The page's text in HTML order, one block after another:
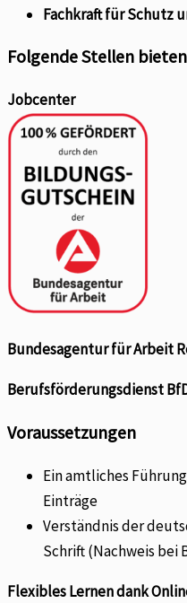
Fachkraft für Schutz
Folgende Stellen
Jobcenter
Bundesagentur für Arbeit
Berufsförderungsdienst
Voraussetzungen
Ein amtliches
Einträge
Verständnis der
Schrift (Nachweis bei
Flexibles Lernen dank